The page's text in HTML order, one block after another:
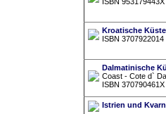
Kroatische
ISBN 3707922014
Dalmatinische
Coast - Cote d`
ISBN 370790461X
Istrien und